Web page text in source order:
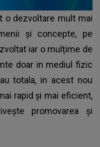
o dezvoltare mult mai
și concepte, pe
iar o mulțime de
doar in mediul fizic
totala, in acest nou
rapid și mai eficient,
promovarea și